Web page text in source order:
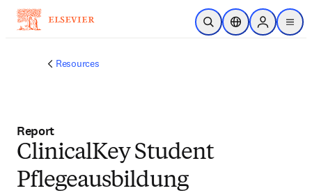
Zum Hauptinhalt wechseln
Suche öffnenStandortauswahl
Sign in to
menu
Resources
Report
ClinicalKey Student
Pflegeausbildung